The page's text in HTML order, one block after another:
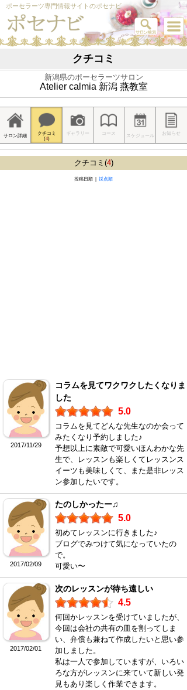
ポーセラーツ専門情報サイトのポセナビ
クチコミ
新潟県のポーセラーツサロン
Atelier calmia 新潟 燕教室
サロン詳細
クチコミ
(4)
ギャラリー コース スケジュール お知らせ
クチコミ(4)
投稿日順 | 採点順
2017/11/29
コラムを見てワクワクしたくなりま
した
5.0
コラムを見てどんな先生なのか会って
みたくなり予約しました♪
予想以上に素敵で可愛いほんわかな先
生で、レッスンも楽しくてレッスンス
イーツも美味しくて、また是非レッス
ン参加したいです。
2017/02/09
たのしかったー♫
5.0
初めてレッスンに行きました♪
ブログでみつけて気になっていたの
で。
可愛い〜
2017/02/01
次のレッスンが待ち遠しい
4.5
何回かレッスンを受けていましたが、
今回は会社の共有の皿を割ってしま
い、弁償も兼ねて作成したいと思い参
加しました。
私は一人で参加していますが、いろい
ろな方がレッスンに来ていて新しい発
見もあり楽しく作業できます。